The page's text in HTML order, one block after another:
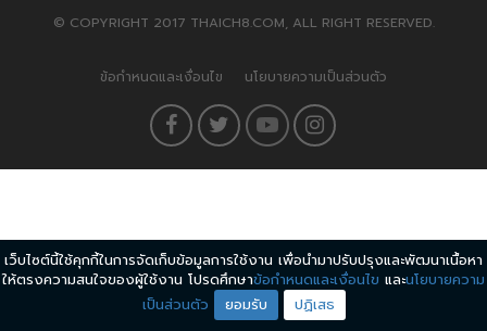
© COPYRIGHT 2017 THAICH8.COM, ALL RIGHT RESERVED.
ข้อกำหนดและเงื่อนไข นโยบายความเป็นส่วนตัว
เว็บไซต์นี้ใช้คุกกี้ในการจัดเก็บข้อมูลการใช้งาน เพื่อนำมาปรับปรุงและพัฒนาเนื้อหา
ให้ตรงความสนใจของผู้ใช้งาน โปรดศึกษาข้อกำหนดและเงื่อนไข และนโยบายความ
เป็นส่วนตัว
ยอมรับ ปฏิเสธ